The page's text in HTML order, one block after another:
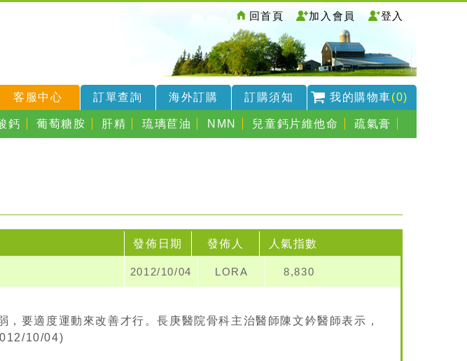
回首頁 加入會員 登入
客服中心 訂單查詢 海外訂購 訂購須知 我的購物車(0)
鈣 葡萄糖胺 肝精 琉璃苣油 NMN 兒童鈣片維他命 疏氣膏
發佈日期 發佈人 人氣指數
2012/10/04 LORA 8,830
，要適度運動來改善才行。長庚醫院骨科主治醫師陳文鈐醫師表示，
10/04)